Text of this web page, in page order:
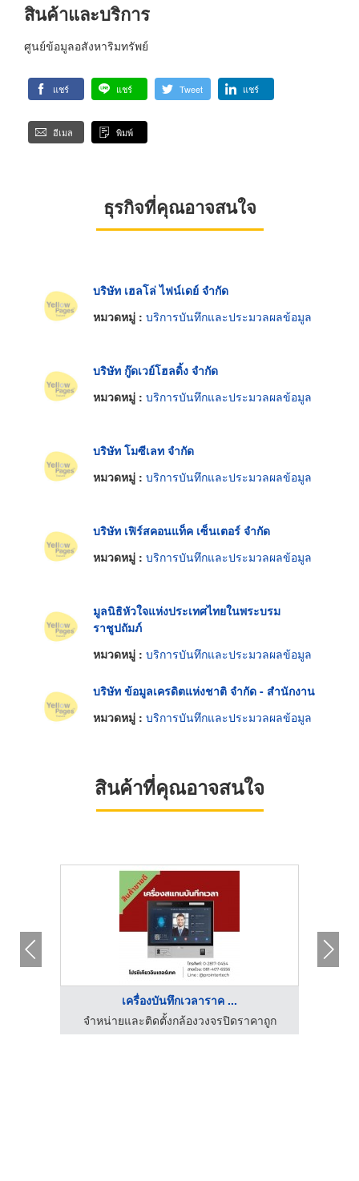
สินค้าและบริการ
ศูนย์ข้อมูลอสังหาริมทรัพย์
แชร์ แชร์ Tweet แชร์
อีเมล พิมพ์
ธุรกิจที่คุณอาจสนใจ
บริษัท เฮลโล่ ไฟน์เดย์ จำกัด
หมวดหมู่ : บริการบันทึกและประมวลผลข้อมูล
บริษัท กู๊ดเวย์โฮลดิ้ง จำกัด
หมวดหมู่ : บริการบันทึกและประมวลผลข้อมูล
บริษัท โมซีเลท จำกัด
หมวดหมู่ : บริการบันทึกและประมวลผลข้อมูล
บริษัท เฟิร์สคอนแท็ค เซ็นเตอร์ จำกัด
หมวดหมู่ : บริการบันทึกและประมวลผลข้อมูล
มูลนิธิหัวใจแห่งประเทศไทยในพระบรม
ราชูปถัมภ์
หมวดหมู่ : บริการบันทึกและประมวลผลข้อมูล
บริษัท ข้อมูลเครดิตแห่งชาติ จำกัด - สำนักงาน
หมวดหมู่ : บริการบันทึกและประมวลผลข้อมูล
สินค้าที่คุณอาจสนใจ
เครื่องบันทึกเวลาราค ...
จำหน่ายและติดตั้งกล้องวงจรปิดราคาถูก